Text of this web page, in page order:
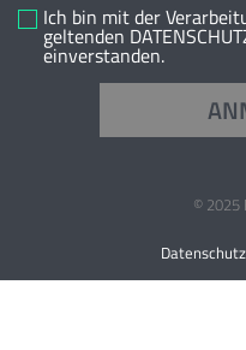
Ich bin mit der
geltenden
einverstanden.
© 2025
Datenschutz